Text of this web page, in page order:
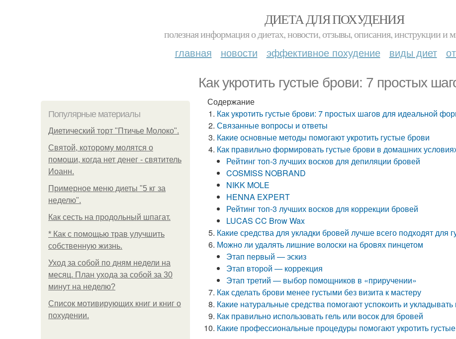
ДИЕТА ДЛЯ ПОХУДЕНИЯ
полезная информация о диетах, новости, отзывы, описания, инструкции и
главная новости эффективное похудение виды диет
Как укротить густые брови: 7 простых
Популярные материалы
Диетический торт "Птичье Молоко".
Святой, которому молятся о
помощи, когда нет денег - святитель
Иоанн.
Примерное меню диеты "5 кг за
неделю".
Как сесть на продольный шпагат.
* Как с помощью трав улучшить
собственную жизнь.
Уход за собой по дням недели на
месяц. План ухода за собой за 30
минут на неделю?
Список мотивирующих книг и книг о
похудении.
Содержание
Как укротить густые брови: 7 простых шагов для идеальной
Связанные вопросы и ответы
Какие основные методы помогают укротить густые брови
Как правильно формировать густые брови в домашних
Рейтинг топ-3 лучших восков для депиляции бровей
COSMISS NOBRAND
NIKK MOLE
HENNA EXPERT
Рейтинг топ-3 лучших восков для коррекции бровей
LUCAS CC Brow Wax
Какие средства для укладки бровей лучше всего подходят для
Можно ли удалять лишние волоски на бровях пинцетом
Этап первый — эскиз
Этап второй — коррекция
Этап третий — выбор помощников в «приручении»
Как сделать брови менее густыми без визита к мастеру
Какие натуральные средства помогают успокоить и укладывать
Как правильно использовать гель или восок для бровей
Какие профессиональные процедуры помогают укротить